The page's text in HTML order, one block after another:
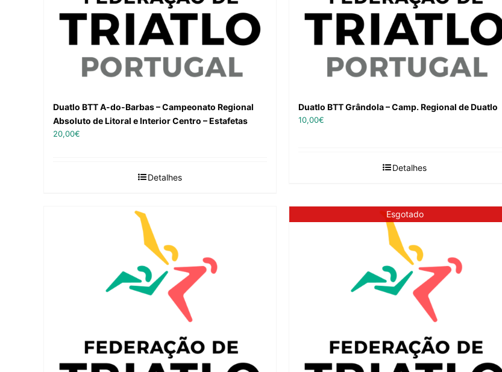
Duatlo BTT A-do-Barbas – Campeonato Regional
Absoluto de Litoral e Interior Centro – Estafetas
20,00€
Detalhes
Duatlo BTT Grândola – Camp. Regional de Duatlo
10,00€
Detalhes
Esgotado